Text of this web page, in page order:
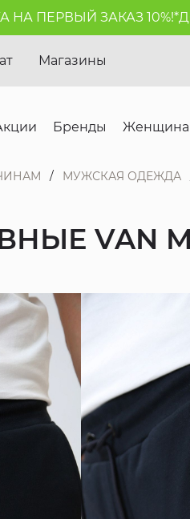
ПЕРВЫЙ ЗАКАЗ 10%!*ДОП.
Магазины
Бренды
МУЖСКАЯ ОДЕЖДА
VAN